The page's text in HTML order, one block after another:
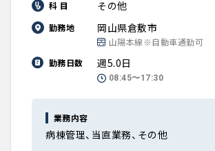
科 目 その他
勤務地 岡山県倉敷市
山陽本線※自動車通勤可
勤務日数
週5.0日
08:45〜17:30
業務内容
病棟管理、当直業務、その他